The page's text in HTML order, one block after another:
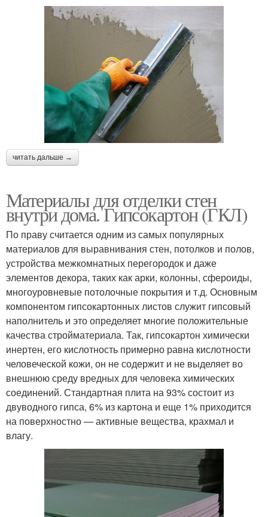
читать дальше →
Материалы для отделки стен
внутри дома. Гипсокартон (ГКЛ)
По праву считается одним из самых популярных
материалов для выравнивания стен, потолков и полов,
устройства межкомнатных перегородок и даже
элементов декора, таких как арки, колонны, сфероиды,
многоуровневые потолочные покрытия и т.д. Основным
компонентом гипсокартонных листов служит гипсовый
наполнитель и это определяет многие положительные
качества стройматериала. Так, гипсокартон химически
инертен, его кислотность примерно равна кислотности
человеческой кожи, он не содержит и не выделяет во
внешнюю среду вредных для человека химических
соединений. Стандартная плита на 93% состоит из
двуводного гипса, 6% из картона и еще 1% приходится
на поверхностно — активные вещества, крахмал и
влагу.